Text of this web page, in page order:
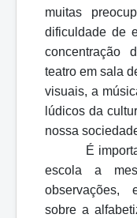
muitas
dificuldade de
concentração
teatro em sala
visuais, a
lúdicos da
nossa
É
escola a
observações,
sobre a